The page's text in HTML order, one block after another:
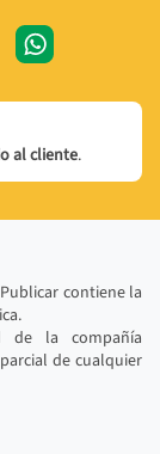
al cliente.
contiene la
de la compañía
de cualquier